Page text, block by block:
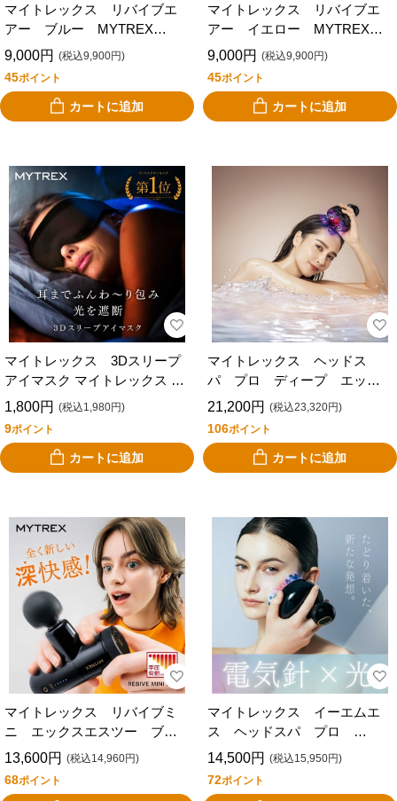
マイトレックス リバイブエ
アー ブルー MYTREX
REBIVE AIR MT-RBA-22BL
9,000円 (税込9,900円)
45ポイント
カートに追加
マイトレックス リバイブエ
アー イエロー MYTREX
REBIVE AIR MT-RBA-22Y
9,000円 (税込9,900円)
45ポイント
カートに追加
マイトレックス 3Dスリープ
アイマスク マイトレックス ア
イエア MYTREX Eye Air
1,800円 (税込1,980円)
9ポイント
カートに追加
マイトレックス ヘッドス
パ プロ ディープ エック
ス MYTREX HEAD SPA
21,200円 (税込23,320円)
106ポイント
カートに追加
マイトレックス リバイブミ
ニ エックスエスツー ブラ
ック MYTREX REBIVE MINI
13,600円 (税込14,960円)
68ポイント
マイトレックス イーエムエ
ス ヘッドスパ プロ
MYTREX EMS HEAD SPA
14,500円 (税込15,950円)
72ポイント